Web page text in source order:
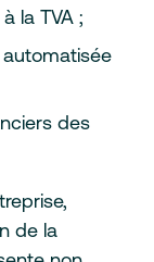
la TVA ;
des
de la